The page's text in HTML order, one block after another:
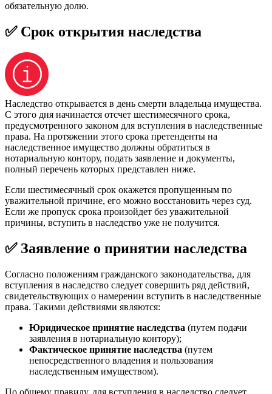
обязательную долю.
✅ Срок открытия наследства
Наследство открывается в день смерти владельца имущества.
С этого дня начинается отсчет шестимесячного срока,
предусмотренного законом для вступления в наследственные
права. На протяжении этого срока претенденты на
наследственное имущество должны обратиться в
нотариальную контору, подать заявление и документы,
полный перечень которых представлен ниже.
Если шестимесячный срок окажется пропущенным по
уважительной причине, его можно восстановить через суд.
Если же пропуск срока произойдет без уважительной
причины, вступить в наследство уже не получится.
✅ Заявление о принятии наследства
Согласно положениям гражданского законодательства, для
вступления в наследство следует совершить ряд действий,
свидетельствующих о намерении вступить в наследственные
права. Такими действиями являются:
Юридическое принятие наследства (путем подачи
заявления в нотариальную контору);
Фактическое принятие наследства (путем
непосредственного владения и пользования
наследственным имуществом).
По общему правилу, для вступления в наследство следует